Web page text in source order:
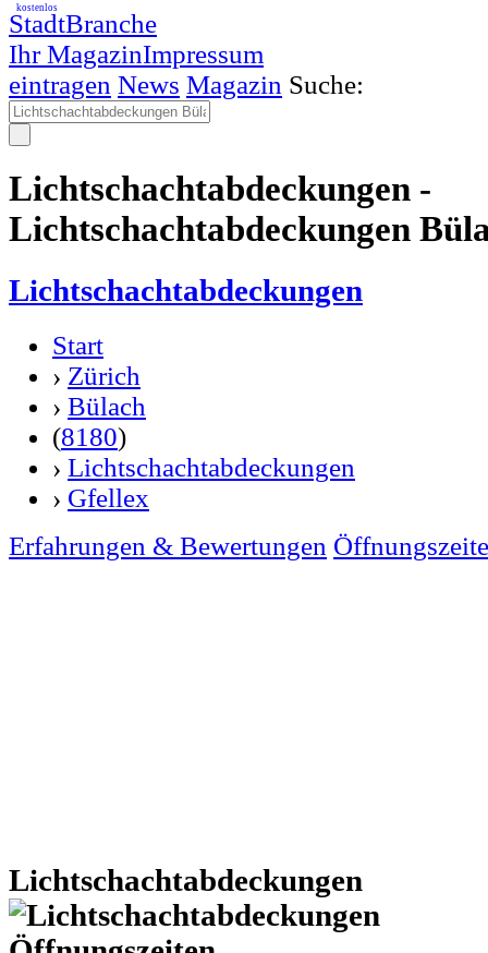
StadtBranche
Ihr MagazinImpressum
kostenlos
eintragen News Magazin Suche:
Lichtschachtabdeckungen -
Lichtschachtabdeckungen
Lichtschachtabdeckungen
Start
› Zürich
› Bülach
(8180)
› Lichtschachtabdeckungen
› Gfellex
Erfahrungen & Bewertungen
Lichtschachtabdeckungen